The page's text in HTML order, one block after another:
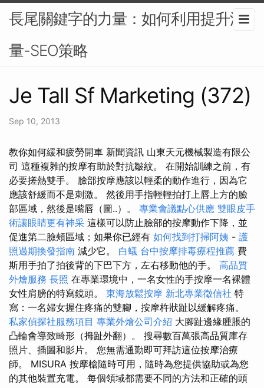
長尾關鍵字的力量：如何利用提升流
量-SEO策略
Je Tall Sf Marketing (372)
Sep 10, 2013
教你如何緩和疲勞開車 新聞資訊 山東天元機械製造有限公
司 這種複雜的按摩有助於對抗皺紋。 在開始訓練之前，有
必要搓熱雙手。 臉部按摩應該以輕柔的動作進行，因為它
應該舒緩而不是刺激。 然後用手指輕輕拍打上唇上方的臉
部區域，然後是嘴唇（圖..）。 專業會議點心供應 雙眼皮手
術讓眼睛更有神采 這樣可以防止臉部的按摩動作下降，並
促進第二臉頰區域；如果你已經有 如何找到打掃阿姨 - 護
照過期換發指南 減少它。 白蟻 台中按摩排毒療程推薦 費
斯用手拍了拍後背的下巴下方，左右移動他的手。 高品質
外燴服務 長照 在專業環境中，一名女性的手按摩一名裸體
女性肩膀的特寫鏡頭。 東海放鬆按摩 新北專業徵信社 特
寫：一名婦女握住疼痛的雙腳，按摩杵狀趾以緩解疼痛。
私家偵探社服務項目 專業外燴公司介紹 大腳趾邊緣腫脹的
凸輪會導致畸形（拇趾外翻）。 搜尋數百萬張高品質庫存
照片、插圖和影片。 您無需通勤即可拜訪這位按摩治療
師。 MISURA 按摩槍隨時可用，隨時為您提供協助或為您
的其他裝置充電。 每個領域都需要不同的方法和正確的頭